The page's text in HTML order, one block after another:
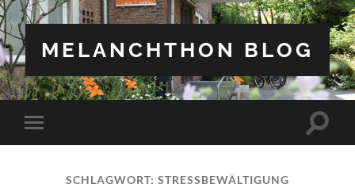
MELANCHTHON BLOG
Mobile-
Menü
SCHLAGWORT: STRESSBEWÄLTIGUNG